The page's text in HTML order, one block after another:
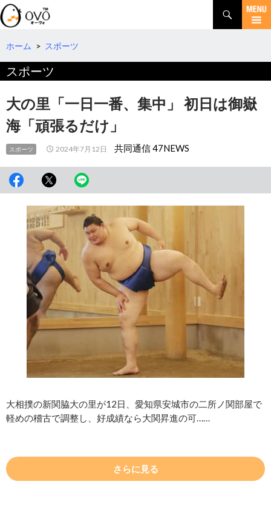
検
索
コ
テ
へ
動
ホーム > スポーツ
スポーツ
大の里「一日一番、集中」 初日は御嶽
海「頑張るだけ」
スポーツ 2024年7月12日 共同通信 47NEWS
大相撲の新関脇大の里が12日、愛知県安城市の二所ノ関部屋で
軽めの稽古で調整し、好成績なら大関昇進の可……
さらに見る